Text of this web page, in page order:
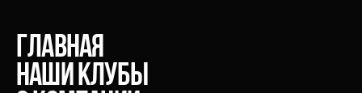
главная
Наши клубы